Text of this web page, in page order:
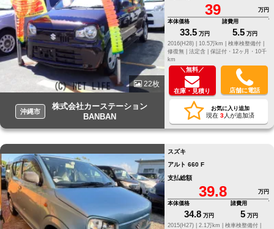
22枚
沖縄市
株式会社カーステーション
BANBAN
39
万円
本体価格
33.5 万円
諸費用
5.5 万円
2016(H28) |
10.5万km |
検車検整備付 |
修復無 | 法定含 | 保証付・12ヶ月・10千
km
＼無料／
在庫・見積り 店舗に電話
お気に入り追加
現在 3人が追加済
スズキ
アルト 660 F
支払総額
39.8
万円
本体価格
34.8 万円
諸費用
5 万円
2015(H27) |
2.1万km |
検車検整備付 |